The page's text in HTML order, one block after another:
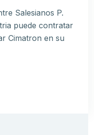
Salesianos P.
puede contratar
Cimatron en su